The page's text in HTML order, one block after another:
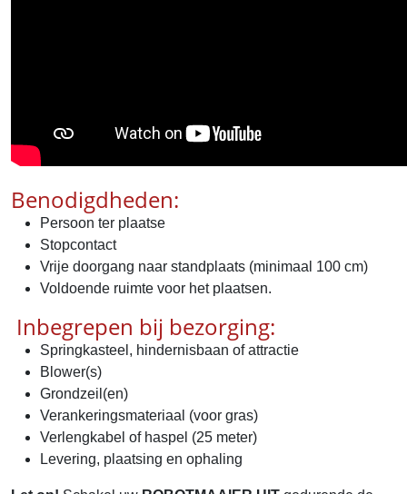
Benodigdheden:
Persoon ter plaatse
Stopcontact
Vrije doorgang naar standplaats (minimaal 100 cm)
Voldoende ruimte voor het plaatsen.
Inbegrepen bij bezorging:
Springkasteel, hindernisbaan of attractie
Blower(s)
Grondzeil(en)
Verankeringsmateriaal (voor gras)
Verlengkabel of haspel (25 meter)
Levering, plaatsing en ophaling